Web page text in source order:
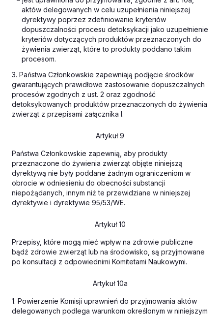
aktów delegowanych w celu uzupełnienia niniejszej
dyrektywy poprzez zdefiniowanie kryteriów
dopuszczalności procesu detoksykacji jako uzupełnienie
kryteriów dotyczących produktów przeznaczonych do
żywienia zwierząt, które to produkty poddano takim
procesom.
3. Państwa Członkowskie zapewniają podjęcie środków
gwarantujących prawidłowe zastosowanie dopuszczalnych
procesów zgodnych z ust. 2 oraz zgodność
detoksykowanych produktów przeznaczonych do żywienia
zwierząt z przepisami załącznika I.
Artykuł 9
Państwa Członkowskie zapewnią, aby produkty
przeznaczone do żywienia zwierząt objęte niniejszą
dyrektywą nie były poddane żadnym ograniczeniom w
obrocie w odniesieniu do obecności substancji
niepożądanych, innym niż te przewidziane w niniejszej
dyrektywie i dyrektywie 95/53/WE.
Artykuł 10
Przepisy, które mogą mieć wpływ na zdrowie publiczne
bądź zdrowie zwierząt lub na środowisko, są przyjmowane
po konsultacji z odpowiednimi Komitetami Naukowymi.
Artykuł 10a
1. Powierzenie Komisji uprawnień do przyjmowania aktów
delegowanych podlega warunkom określonym w niniejszym